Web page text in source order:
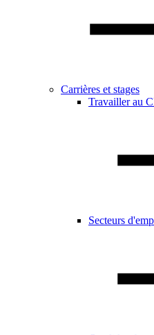
Carrières et stages
Travailler au
Secteurs